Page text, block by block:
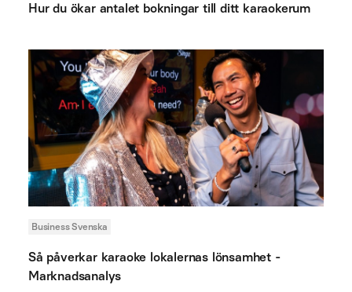
Hur du ökar antalet bokningar till ditt karaokerum
Business Svenska
Så påverkar karaoke lokalernas lönsamhet -
Marknadsanalys